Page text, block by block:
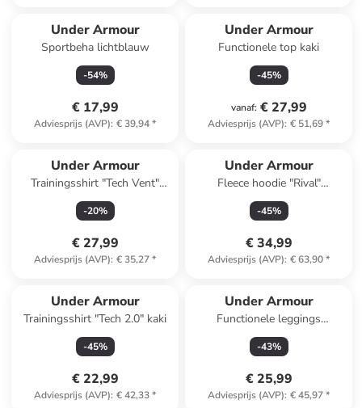
Under Armour
Sportbeha lichtblauw
-54%
€ 17,99
Adviesprijs (AVP): € 39,94*
Under Armour
Functionele top kaki
-45%
vanaf: € 27,99
Adviesprijs (AVP): € 51,69*
Under Armour
Trainingsshirt "Tech Vent"
blauw
-20%
€ 27,99
Adviesprijs (AVP): € 35,27*
Under Armour
Fleece hoodie "Rival"
grijsblauw
-45%
€ 34,99
Adviesprijs (AVP): € 63,90*
Under Armour
Trainingsshirt "Tech 2.0" kaki
-45%
€ 22,99
Adviesprijs (AVP): € 42,33*
Under Armour
Functionele leggings
donkerblauw
-43%
€ 25,99
Adviesprijs (AVP): € 45,97*